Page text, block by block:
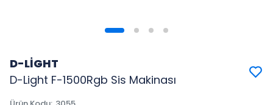
D-LİGHT
D-Light F-1500Rgb Sis Makinası